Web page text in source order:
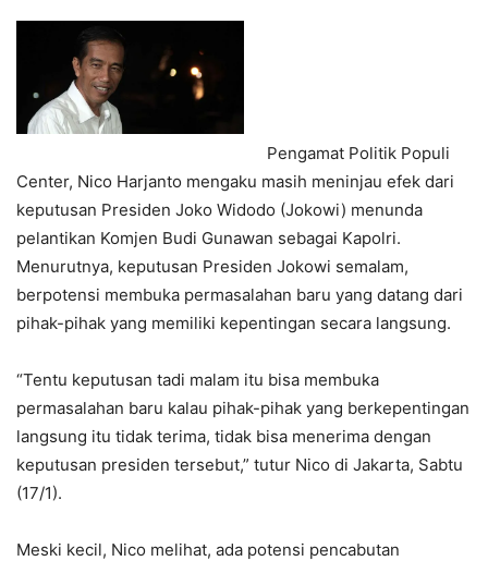
Pengamat Politik Populi
Center, Nico Harjanto mengaku masih meninjau efek dari
keputusan Presiden Joko Widodo (Jokowi) menunda
pelantikan Komjen Budi Gunawan sebagai Kapolri.
Menurutnya, keputusan Presiden Jokowi semalam,
berpotensi membuka permasalahan baru yang datang dari
pihak-pihak yang memiliki kepentingan secara langsung.
“Tentu keputusan tadi malam itu bisa membuka
permasalahan baru kalau pihak-pihak yang berkepentingan
langsung itu tidak terima, tidak bisa menerima dengan
keputusan presiden tersebut,” tutur Nico di Jakarta, Sabtu
(17/1).
Meski kecil, Nico melihat, ada potensi pencabutan